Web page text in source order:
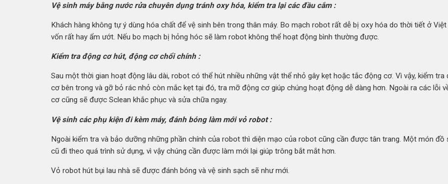
Vệ sinh máy bằng nước rửa chuyên dụng tránh oxy hóa, kiểm tra lại các đầu cắm :
Khách hàng không tự ý dùng hóa chất để vệ sinh bên trong thân máy. Bo mạch robot rất dễ bị oxy hóa do thời tiết ở Việt
vốn rất hay ẩm ướt. Nếu bo mạch bị hỏng hóc sẽ làm robot không thể hoạt động bình thường được.
Kiểm tra động cơ hút, động cơ chổi chính :
Sau một thời gian hoạt động lâu dài, robot có thể hút nhiều những vật thể nhỏ gây kẹt hoặc tắc động cơ. Vì vậy, kiểm tra
cơ bên trong và gỡ bỏ rác nhỏ còn mắc kẹt tại đó, tra mỡ động cơ giúp chúng hoạt động dễ dàng hơn. Ngoài ra các lỗi
cơ cũng sẽ được Sclean khắc phục và sửa chữa ngay.
Vệ sinh các phụ kiện đi kèm máy, đánh bóng làm mới vỏ robot :
Ngoài kiểm tra và bảo dưỡng những phần chính của robot thì diện mạo của robot cũng cần được tân trang. Một món đồ
cũ đi theo quá trình sử dụng, vì vậy chúng cần được làm mới lại giúp trông bắt mắt hơn.
Vỏ robot hút bụi lau nhà sẽ được đánh bóng và vệ sinh sạch sẽ như mới.